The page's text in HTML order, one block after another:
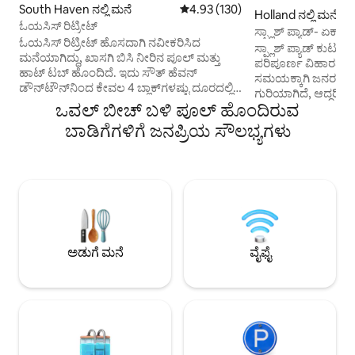
South Haven ನಲ್ಲಿ ಮನೆ 5 ರಲ್ಲಿ 4.93 ಸರಾಸರಿ ರೇಟಿಂಗ್, 130
4.93 (130)
ಓಯಸಿಸ್ ರಿಟ್ರೀಟ್
ಓಯಸಿಸ್ ರಿಟ್ರೀಟ್ ಹೊಸದಾಗಿ ನವೀಕರಿಸಿದ
ಮನೆಯಾಗಿದ್ದು, ಖಾಸಗಿ ಬಿಸಿ ನೀರಿನ ಪೂಲ್ ಮತ್ತು
ಹಾಟ್ ಟಬ್ ಹೊಂದಿದೆ. ಇದು ಸೌತ್ ಹೆವನ್
ಡೌನ್‌ಟೌನ್‌ನಿಂದ ಕೇವಲ 4 ಬ್ಲಾಕ್‌ಗಳಷ್ಟು ದೂರದಲ್ಲಿದೆ
ಮತ್ತು ಲೇಕ್ ಮಿಚಿಗನ್ ಬೀಚ್‌ಗಳು, ಮೆರೀನಾ,
ಟ್ರೇಲ್‌ಗಳು, ರೆಸ್ಟೋರೆಂಟ್‌ಗಳು, ಬಾರ್‌ಗಳು ಮತ್ತು
ಅಂಗಡಿಗಳಿಗೆ ಹತ್ತಿರದಲ್ಲಿದೆ. ಕುಟುಂಬಗಳು ಮತ್ತು
ಗುಂಪುಗಳಿಗೆ ಪರಿಪೂರ್ಣವಾಗಿರುವ ಖಾಸಗಿ ಹಿತ್ತಲಿನಲ್ಲಿ
ವೈಫೈ, ರೋಕು ಟಿವಿಗಳು, ಹೀಟ್/ಎಸಿ, ಸ್ಲೀಪರ್ ಸೋಫಾ
ಮತ್ತು ಮೇಲಿನ ಲಾಫ್ಟ್. ಪೂಲ್: ಮೇ-ಅಕ್ಟೋಬರ್
ಹಾಟ್ ಟಬ್: ವರ್ಷಪೂರ್ತಿ
Holland ನಲ್ಲಿ ಮನೆ
ಸ್ಪ್ಲಾಶ್ ಪ್ಯಾಡ್-
ಓಯಸಿಸ್
ಸ್ಪ್ಲಾಶ್ ಪ್ಯಾಡ್
ಪರಿಪೂರ್ಣ
ಸಮಯಕ್ಕಾಗಿ ಜನರನ್ನು
ಗುರಿಯಾಗಿದೆ,
ಸ್ಥಳಗಳನ್ನು ನಾವು
ಹಾಟ್ ಟಬ್,
ಕುದುರೆ ಬೂಟುಗಳು,
ಟ್ರೇಲ್‌ಗಳಂತಹ ಎಲ್ಲಾ
ನೀವು ಅನ್ವೇಷಿಸುತ್ತೀರಿ
ಈಗಷ್ಟೇ ಹಂತ 2 EV
ಲಭ್ಯವಿದೆ
ಒವಲ್ ಬೀಚ್ ಬಳಿ ಪೂಲ್ ಹೊಂದಿರುವ
ಬಾಡಿಗೆಗಳಿಗೆ ಜನಪ್ರಿಯ ಸೌಲಭ್ಯಗಳು
ಅಡುಗೆ ಮನೆ ವೈಫೈ